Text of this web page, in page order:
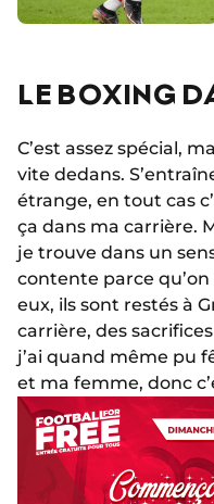
LE BOXING
C’est assez spécial,
vite dedans.
étrange, en tout cas
ça dans ma carrière.
je trouve dans un
contente parce qu’on
eux, ils sont restés à
carrière, des
j’ai quand même pu
et ma femme, donc